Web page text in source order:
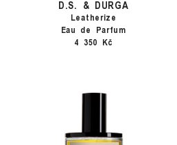
D.S. & DURGA
Leatherize
Eau de Parfum
4 350 Kč